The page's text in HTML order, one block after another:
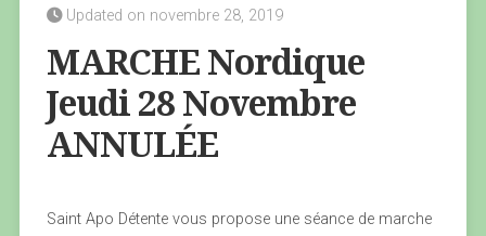
Updated on novembre 28, 2019
MARCHE Nordique
Jeudi 28 Novembre
ANNULÉE
Saint Apo Détente vous propose une séance de marche